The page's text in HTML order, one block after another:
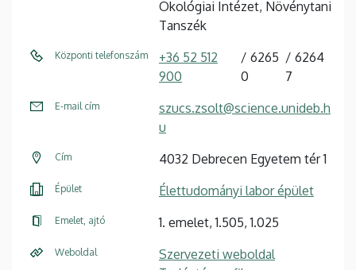
Ökológiai Intézet, Növénytani
Tanszék
Központi telefonszám
+36 52 512
900
6265
0
6264
7
E-mail cím
szucs.zsolt@science.unideb.h
u
Cím 4032 Debrecen Egyetem tér 1
Épület Élettudományi labor épület
Emelet, ajtó 1. emelet, 1.505, 1.025
Weboldal
Szervezeti weboldal